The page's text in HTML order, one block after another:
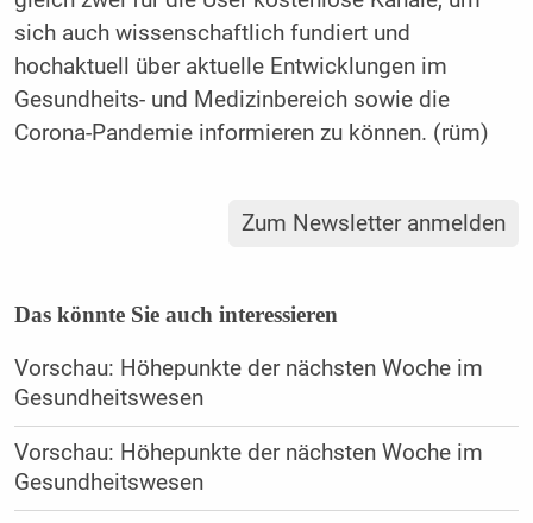
sich auch wissenschaftlich fundiert und
hochaktuell über aktuelle Entwicklungen im
Gesundheits- und Medizinbereich sowie die
Corona-Pandemie informieren zu können. (rüm)
Zum Newsletter anmelden
Das könnte Sie auch interessieren
Vorschau: Höhepunkte der nächsten Woche im
Gesundheitswesen
Vorschau: Höhepunkte der nächsten Woche im
Gesundheitswesen